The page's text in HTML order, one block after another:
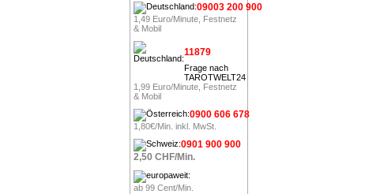
09003 200 900
1,49 Euro/Minute, Festnetz
& Mobil
11879
Frage nach
TAROTWELT24
1,99 Euro/Minute, Festnetz
& Mobil
0900 606 678
1,80€/Min. inkl. MwSt.
0901 900 900
2,50 CHF/Min.
ab 99 Cent/Min.